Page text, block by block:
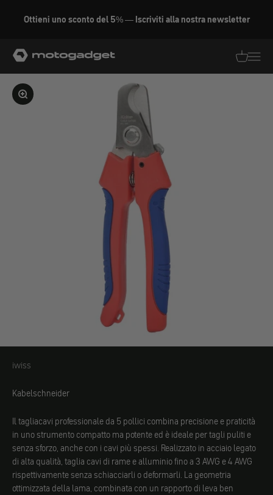
Ottieni uno sconto del 5% — Iscriviti alla nostra newsletter
motogadget GmbH
Ingrandire l'immagine
iwiss
iwiss
Kabelschneider
Il tagliacavi professionale da 5 pollici combina precisione e praticità
in uno strumento compatto ma potente ed è ideale per tagli puliti e
senza sforzo, anche con i cavi più spessi. Realizzato in acciaio legato
di alta qualità, taglia cavi di rame e alluminio fino a 3 AWG e 4 AWG
rispettivamente senza schiacciarli o deformarli. La geometria
ottimizzata della lama, combinata con un rapporto di leva ben